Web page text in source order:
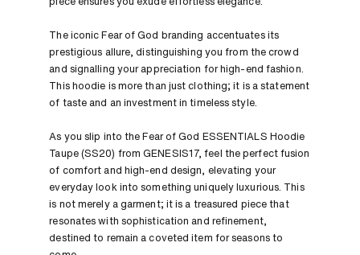
The iconic Fear of God branding accentuates its
prestigious allure, distinguishing you from the crowd
and signalling your appreciation for high-end fashion.
This hoodie is more than just clothing; it is a statement
of taste and an investment in timeless style.
As you slip into the Fear of God ESSENTIALS Hoodie
Taupe (SS20) from GENESIS17, feel the perfect fusion
of comfort and high-end design, elevating your
everyday look into something uniquely luxurious. This
is not merely a garment; it is a treasured piece that
resonates with sophistication and refinement,
destined to remain a coveted item for seasons to